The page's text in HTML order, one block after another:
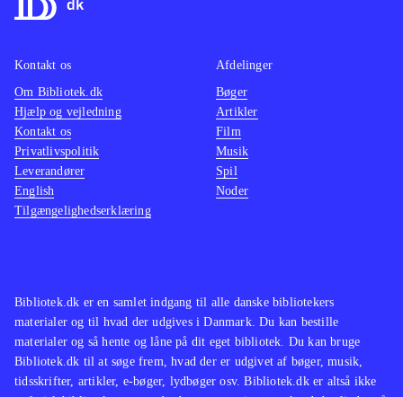
Bibliotek.dk er en samlet indgang til alle danske bibliotekers
materialer og til hvad der udgives i Danmark. Du kan bestille
materialer og så hente og låne på dit eget bibliotek. Du kan bruge
Bibliotek.dk til at søge frem, hvad der er udgivet af bøger, musik,
tidsskrifter, artikler, e-bøger, lydbøger osv. Bibliotek.dk er altså ikke
Kontakt os
Om Bibliotek.dk
Hjælp og vejledning
Kontakt os
Privatlivspolitik
Leverandører
English
Tilgængelighedserklæring
Afdelinger
Bøger
Artikler
Film
Musik
Spil
Noder